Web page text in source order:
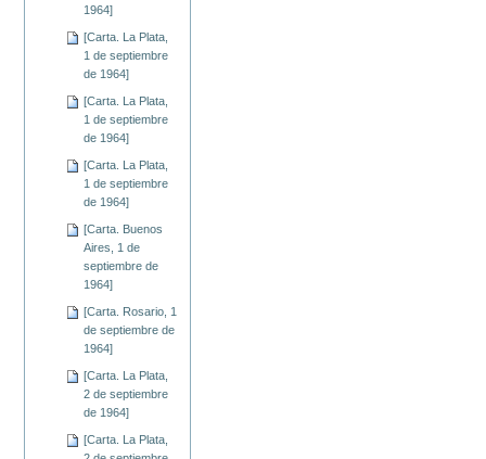
1964]
[Carta. La Plata,
1 de septiembre
de 1964]
[Carta. La Plata,
1 de septiembre
de 1964]
[Carta. La Plata,
1 de septiembre
de 1964]
[Carta. Buenos
Aires, 1 de
septiembre de
1964]
[Carta. Rosario, 1
de septiembre de
1964]
[Carta. La Plata,
2 de septiembre
de 1964]
[Carta. La Plata,